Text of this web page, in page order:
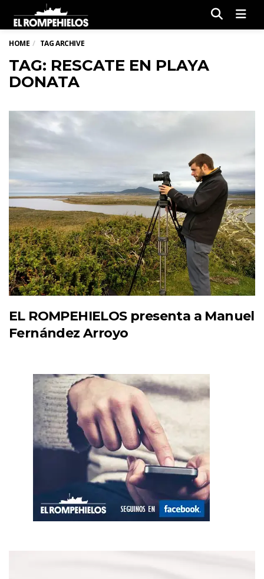
HOME TAG ARCHIVE
TAG: RESCATE EN PLAYA
DONATA
EL ROMPEHIELOS presenta a Manuel
Fernández Arroyo